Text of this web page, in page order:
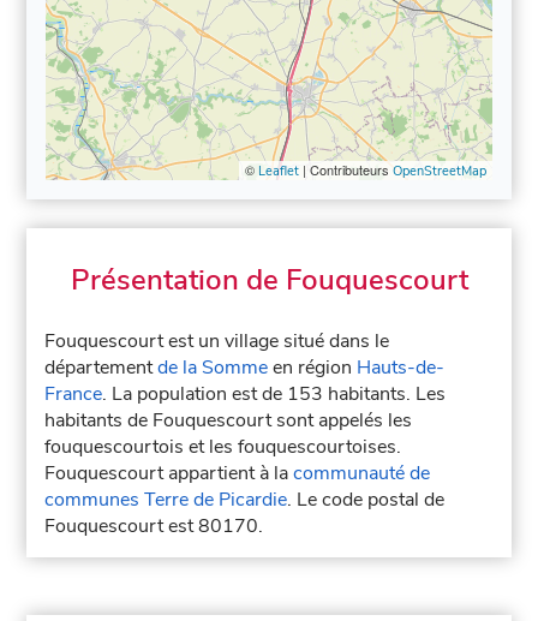
© Leaflet| Contributeurs OpenStreetMap
Présentation de Fouquescourt
Fouquescourt est un village situé dans le
départementde la Sommeen région Hauts-de-
France. La population est de 153 habitants. Les
habitants de Fouquescourt sont appelés les
fouquescourtois et les fouquescourtoises.
Fouquescourt appartient à lacommunauté de
communes Terre de Picardie. Le code postal de
Fouquescourt est 80170.